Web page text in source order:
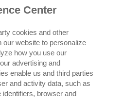
Center
cookies and other
our website to personalize
how you use our
advertising and
enable us and third parties
and activity data, such as
identifiers, browser and